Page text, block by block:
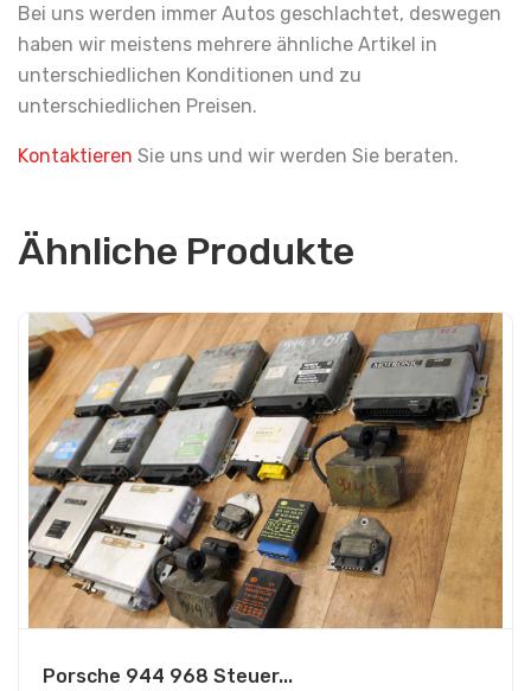
Bei uns werden immer Autos geschlachtet, deswegen
haben wir meistens mehrere ähnliche Artikel in
unterschiedlichen Konditionen und zu
unterschiedlichen Preisen.
Kontaktieren Sie uns und wir werden Sie beraten.
Ähnliche Produkte
Porsche 944 968 Steuer...